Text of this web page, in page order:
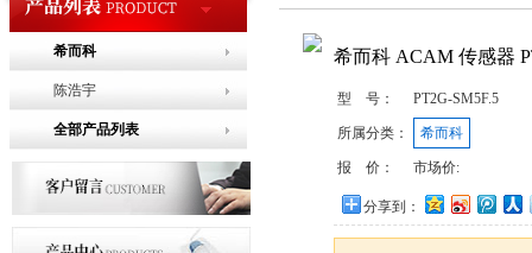
希而科
陈浩宇
全部产品列表
希而科 ACAM 传感器
型 号： PT2G-SM5F.5
所属分类： 希而科
报 价： 市场价:
分享到：